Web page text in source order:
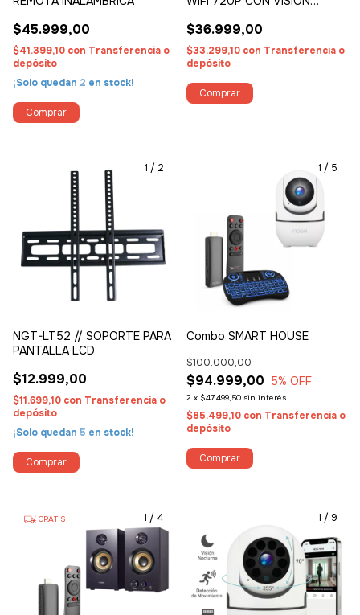
$45.999,00
$41.399,10 con Transferencia o
depósito
¡Solo quedan 2 en stock!
BIDIRECCIONAL Y DETECTOR
DE MOVIMIENTO
$36.999,00
$33.299,10 con Transferencia o
depósito
1 / 2
NGT-LT52 // SOPORTE PARA
PANTALLA LCD
$12.999,00
$11.699,10 con Transferencia o
depósito
¡Solo quedan 5 en stock!
1 / 5
Combo SMART HOUSE
$94.999,00
$100.000,00
5% OFF
2 x $47.499,50 sin interés
$85.499,10 con Transferencia o
depósito
1 / 4
GRATIS 1 / 9